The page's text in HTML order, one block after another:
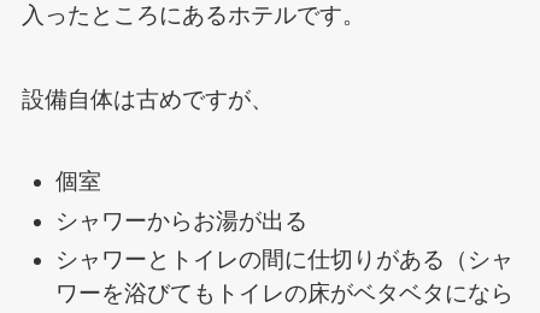
入ったところにあるホテルです。
設備自体は古めですが、
個室
シャワーからお湯が出る
シャワーとトイレの間に仕切りがある（シャ
ワーを浴びてもトイレの床がベタベタになら